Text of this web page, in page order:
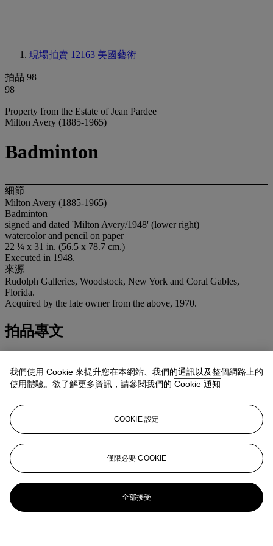
現場拍賣 12163 美國藝術
拍品 98
98
Property from the Estate of Jean Pardee
Milton Avery (1885-1965)
Badminton
細節
Milton Avery (1885-1965)
Badminton
signed and dated 'Milton Avery/1948' (lower right)
watercolor and pencil on paper
22 ¼ x 31 in. (56.5 x 78.7 cm.)
Executed in 1948.
來源
Rudolph Galleries, Woodstock, New York and Coral Gables,
Florida.
Acquired by the late owner from the above, 1970.
拍品專文
Pemaquid Point, Maine. In the foreground, the family's dog Picasso
plays with a dachshund.
更多來自美國藝術
查看全部
查看全部
我們使用 Cookie 來提升您在本網站、我們的通訊以及整個網路上的
使用體驗。欲了解更多資訊，請參閱我們的 Cookie 通知
COOKIE 設定
僅限必要 COOKIE
全部接受